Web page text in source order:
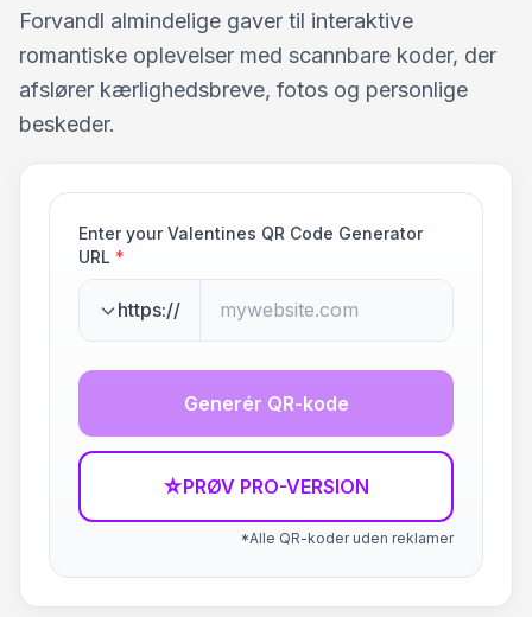
Forvandl almindelige gaver til interaktive
romantiske oplevelser med scannbare koder, der
afslører kærlighedsbreve, fotos og personlige
beskeder.
Enter your Valentines QR Code Generator
URL *
https://
Generér QR-kode
☆PRØV PRO-VERSION
*Alle QR-koder uden reklamer